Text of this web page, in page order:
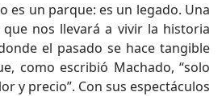
es un parque: es un legado. Una
nos llevará a vivir la historia
el pasado se hace tangible
como escribió Machado, “solo
y precio”. Con sus espectáculos